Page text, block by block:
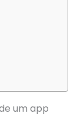
um app